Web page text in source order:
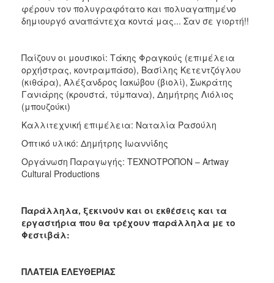
φέρουν τον πολυγραφότατο και πολυαγαπημένο
δημιουργό αναπάντεχα κοντά μας... Σαν σε γιορτή!!
Παίζουν οι μουσικοί: Τάκης Φραγκούς (επιμέλεια
ορχήστρας, κοντραμπάσο), Βασίλης Κετεντζόγλου
(κιθάρα), Αλέξανδρος Ιακώβου (βιολί), Σωκράτης
Γανιάρης (κρουστά, τύμπανα), Δημήτρης Λιόλιος
(μπουζούκι)
Καλλιτεχνική επιμέλεια: Ναταλία Ρασούλη
Οπτικό υλικό: Δημήτρης Ιωαννίδης
Οργάνωση Παραγωγής: ΤΕΧΝΟΤΡΟΠΟΝ – Artway
Cultural Productions
Παράλληλα, ξεκινούν και οι εκθέσεις και τα
εργαστήρια που θα τρέχουν παράλληλα με το
Φεστιβάλ:
ΠΛΑΤΕΙΑ ΕΛΕΥΘΕΡΙΑΣ